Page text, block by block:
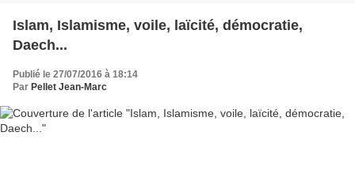
Islam, Islamisme, voile, laïcité, démocratie,
Daech...
Publié le 27/07/2016 à 18:14
Par Pellet Jean-Marc